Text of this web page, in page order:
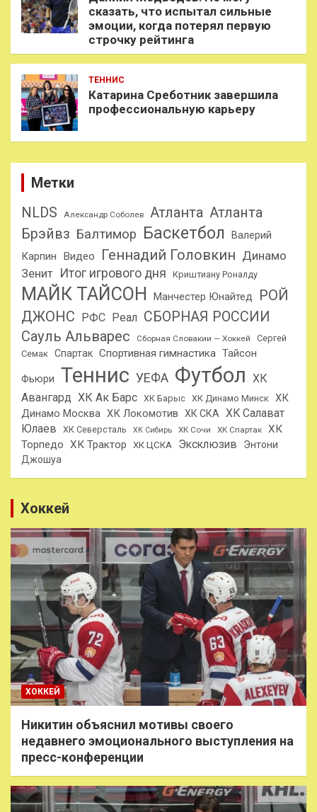
сказать, что испытал сильные
эмоции, когда потерял первую
строчку рейтинга
ТЕННИС
Катарина Среботник завершила
профессиональную карьеру
Метки
NLDS
Александр Соболев Атланта Атланта
Брэйвз Балтимор Баскетбол
Валерий
Карпин
Видео Геннадий Головкин Динамо
Зенит Итог игрового дня Криштиану Роналду
МАЙК ТАЙСОН Манчестер Юнайтед
РОЙ
ДЖОНС
РФС Реал СБОРНАЯ РОССИИ
Сауль Альварес Сборная Словакии — Хоккей
Сергей
Семак Спартак Спортивная гимнастика Тайсон
Фьюри Теннис УЕФА Футбол ХК
Авангард ХК Ак Барс ХК Барыс ХК Динамо Минск ХК
Динамо Москва ХК Локомотив ХК СКА ХК Салават
Юлаев
ХК Северсталь ХК Сибирь ХК Сочи ХК Спартак
ХК
Торпедо ХК Трактор ХК ЦСКА Эксклюзив
Энтони
Джошуа
Хоккей
ХОККЕЙ
Никитин объяснил мотивы своего
недавнего эмоционального выступления на
пресс-конференции